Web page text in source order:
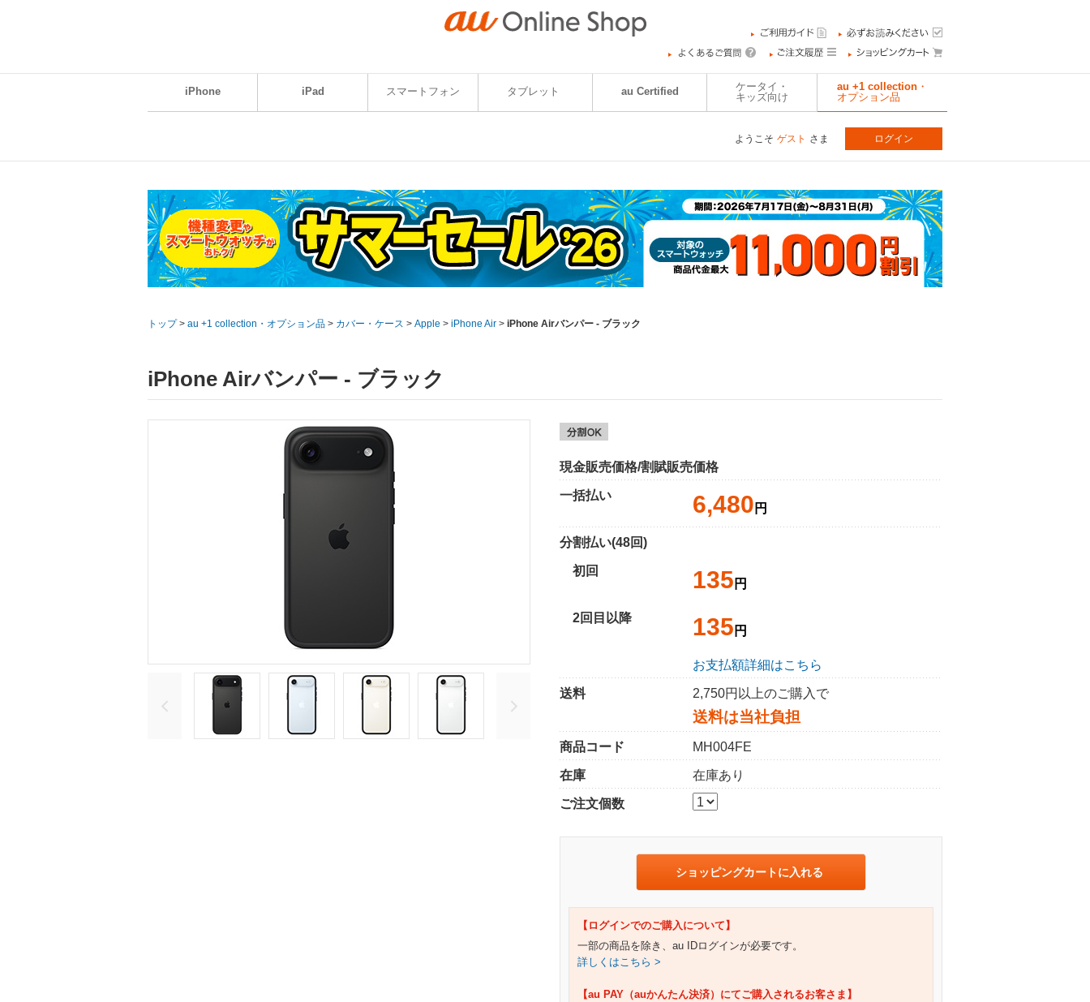
iPhone iPad スマートフォン タブレット au Certified
ケータイ・
キッズ向け
au +1 collection・
オプション品
ようこそ ゲスト さま ログイン
トップ > au +1 collection・オプション品 > カバー・ケース > Apple > iPhone Air > iPhone Airバンパー - ブラック
iPhone Airバンパー - ブラック
現金販売価格/割賦販売価格
一括払い
6,480 円
分割払い(48回)
初回
135 円
2回目以降 135 円
お支払額詳細はこちら
送料
2,750円以上のご購入で
送料は当社負担
商品コード
MH004FE
在庫
在庫あり
ご注文個数
ショッピングカートに入れる
【ログインでのご購入について】
一部の商品を除き、au IDログインが必要です。
詳しくはこちら >
【au PAY（auかんたん決済）にてご購入されるお客さま】